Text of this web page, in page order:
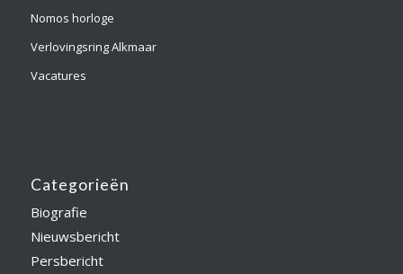
Nomos horloge
Verlovingsring Alkmaar
Vacatures
Categorieën
Biografie
Nieuwsbericht
Persbericht